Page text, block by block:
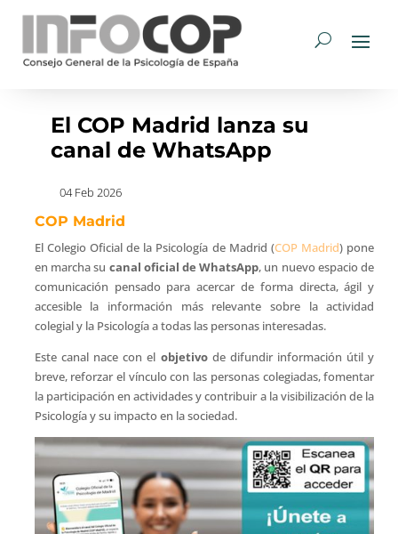
El COP Madrid lanza su
canal de WhatsApp
04 Feb 2026
COP Madrid
El Colegio Oficial de la Psicología de Madrid (COP Madrid) pone
en marcha su canal oficial de WhatsApp, un nuevo espacio de
comunicación pensado para acercar de forma directa, ágil y
accesible la información más relevante sobre la actividad
colegial y la Psicología a todas las personas interesadas.
Este canal nace con el objetivode difundir información útil y
breve, reforzar el vínculo con las personas colegiadas, fomentar
la participación en actividades y contribuir a la visibilización de la
Psicología y su impacto en la sociedad.